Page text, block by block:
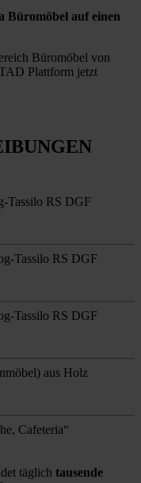
Büromöbel auf einen
Büromöbel von
Plattform jetzt
Tassilo RS DGF
Tassilo RS DGF
Tassilo RS DGF
aus Holz
Cafeteria“
täglich tausende